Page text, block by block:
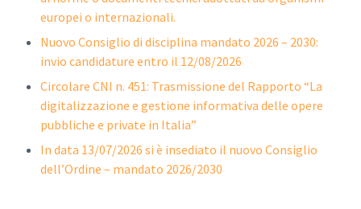
europei o internazionali.
Nuovo Consiglio di disciplina mandato 2026 – 2030:
invio candidature entro il 12/08/2026
Circolare CNI n. 451: Trasmissione del Rapporto “La
digitalizzazione e gestione informativa delle opere
pubbliche e private in Italia”
In data 13/07/2026 si è insediato il nuovo Consiglio
dell’Ordine – mandato 2026/2030